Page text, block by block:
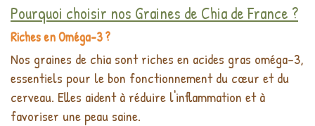
Pourquoi choisir nos Graines de Chia de France ?
Riches en Oméga-3 ?
Nos graines de chia sont riches en acides gras oméga-3,
essentiels pour le bon fonctionnement du cœur et du
cerveau. Elles aident à réduire l'inflammation et à
favoriser une peau saine.